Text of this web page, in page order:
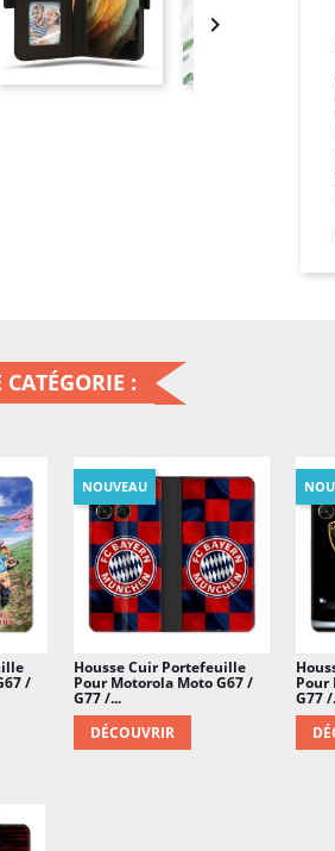

:
/
Housse Cuir Portefeuille
Pour Motorola Moto G67 /
G77 /...
DÉCOUVRIR
NOUVEAU
Pour
G77 /